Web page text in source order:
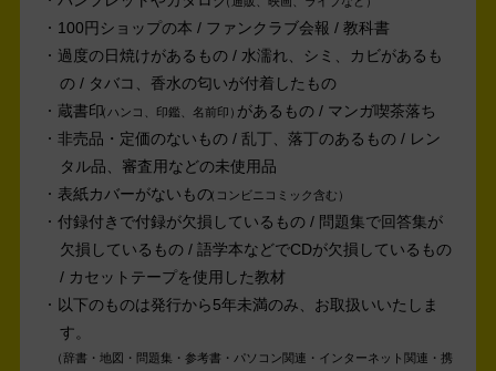
100円ショップの本 / ファンクラブ会報 / 教科書
過度の日焼けがあるもの / 水濡れ、シミ、カビがあるも
の / タバコ、香水の匂いが付着したもの
蔵書印 ハンコ、印鑑、名前印
があるもの / マンガ喫茶落ち
非売品・定価のないもの / 乱丁、落丁のあるもの / レン
タル品、審査用などの未使用品
表紙カバーがないもの コンビニコミック含む
付録付きで付録が欠損しているもの / 問題集で回答集が
欠損しているもの / 語学本などでCDが欠損しているもの
/ カセットテープを使用した教材
以下のものは発行から5年未満のみ、お取扱いいたしま
す。
辞書・地図・問題集・参考書・パソコン関連・インターネット関連・携